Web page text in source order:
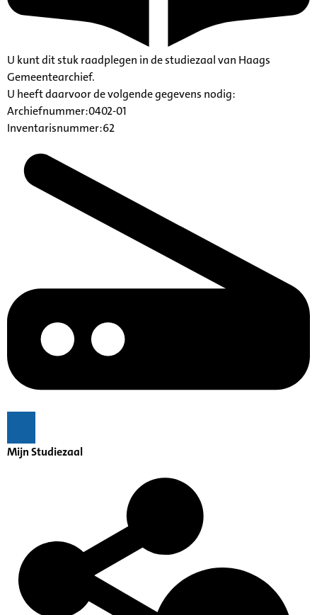
U kunt dit stuk raadplegen in de studiezaal van Haags
Gemeentearchief.
U heeft daarvoor de volgende gegevens nodig:
Archiefnummer:0402-01
Inventarisnummer:62
Mijn Studiezaal